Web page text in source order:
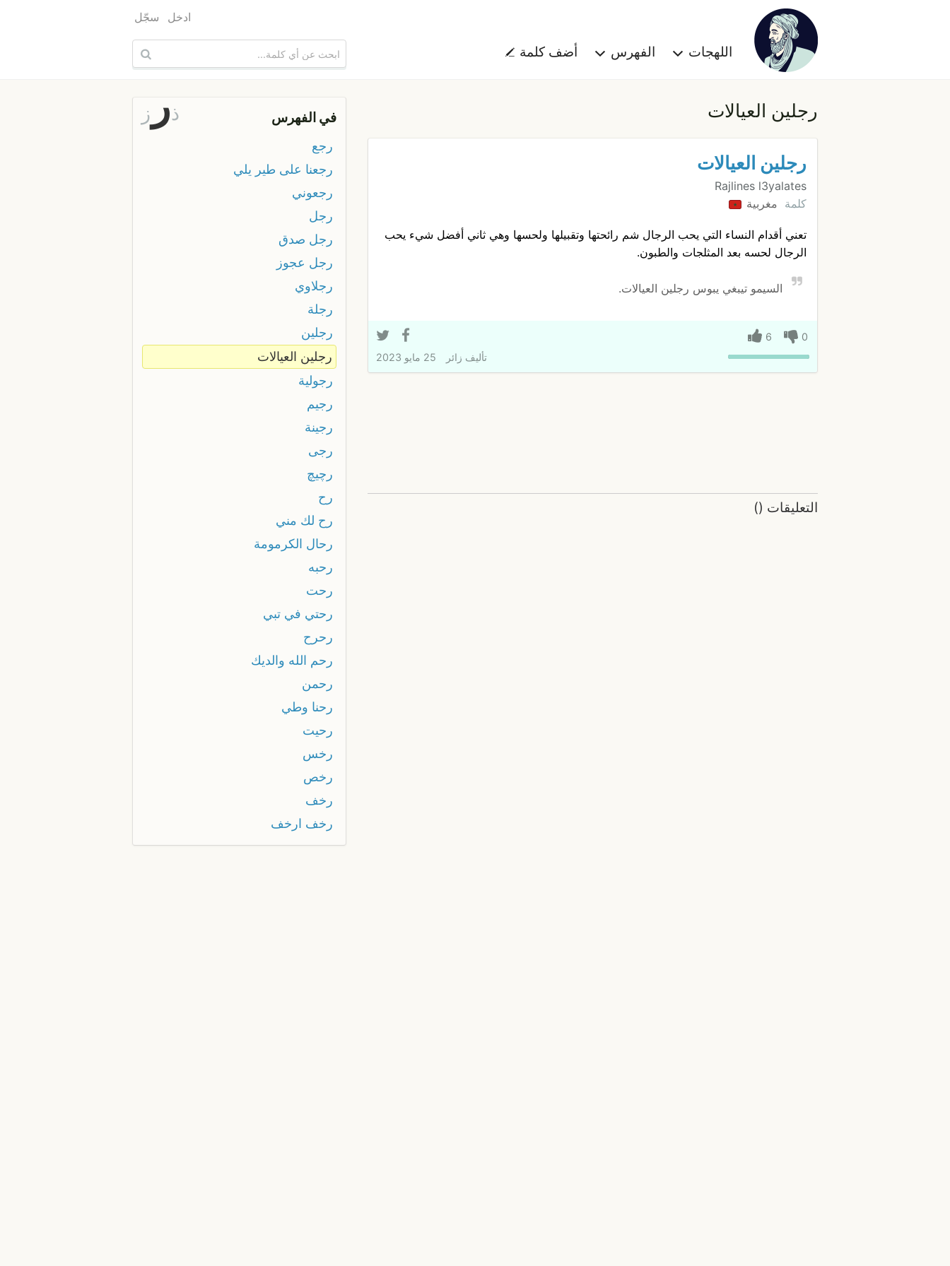
اللهجات الفهرس أضف كلمة
ادخل سجّل
رجلين العيالات
رجلين العيالات
Rajlines l3yalates
كلمة مغربية
تعني أقدام النساء التي يحب الرجال شم رائحتها وتقبيلها ولحسها وهي ثاني أفضل شيء يحب
الرجال لحسه بعد المثلجات والطبون.
السيمو تيبغي يبوس رجلين العيالات.
0
6
تأليف زائر 25 مايو 2023
التعليقات (
)
في الفهرس ذر ز
رجع
رجعنا على طير يلي
رجعوني
رجل
رجل صدق
رجل عجوز
رجلاوي
رجلة
رجلين
رجلين العيالات
رجولية
رجيم
رجينة
رجی
رچيچ
رح
رح لك مني
رحال الكرمومة
رحبه
رحت
رحتي في تبي
رحرح
رحم الله والديك
رحمن
رحنا وطي
رحيت
رخس
رخص
رخف
رخف ارخف